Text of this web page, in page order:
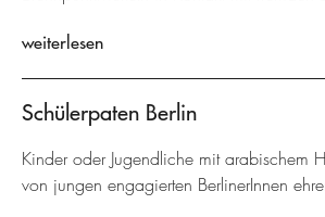
weiterlesen
Schülerpaten Berlin
Kinder oder Jugendliche mit arabischem
von jungen engagierten BerlinerInnen